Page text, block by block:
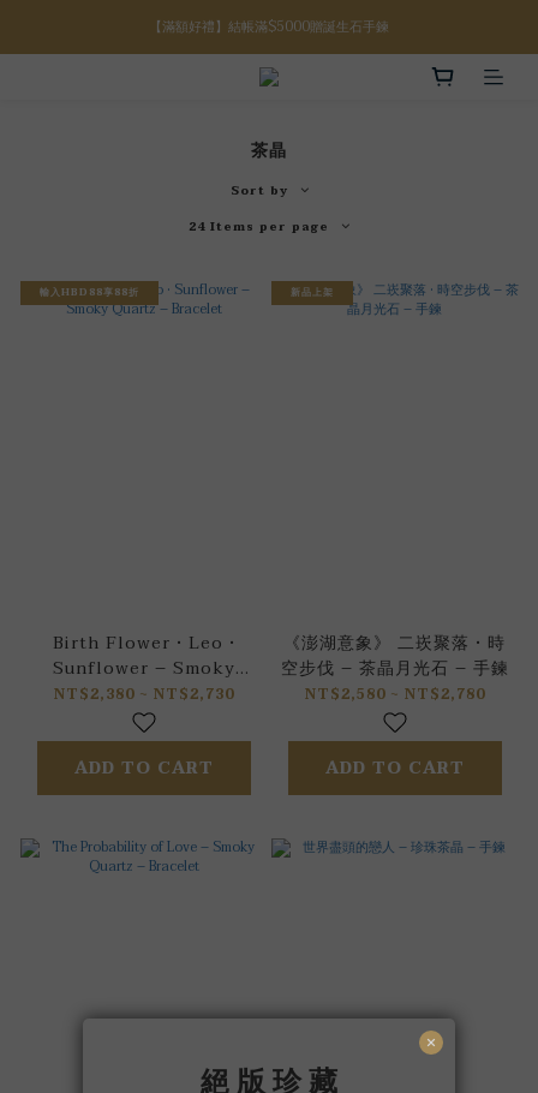
【八月限定】結帳滿$3000折$300
【滿額好禮】結帳滿$5000贈誕生石手鍊
【八月限定】結帳滿$3000折$300
茶晶
Sort by
24 Items per page
輸入HBD88享88折
Birth Flower • Leo •
Sunflower – Smoky
Quartz – Bracelet
NT$2,380 ~ NT$2,730
ADD TO CART
新品上架
《澎湖意象》 二崁聚落 • 時
空步伐 – 茶晶月光石 – 手鍊
NT$2,580 ~ NT$2,780
ADD TO CART